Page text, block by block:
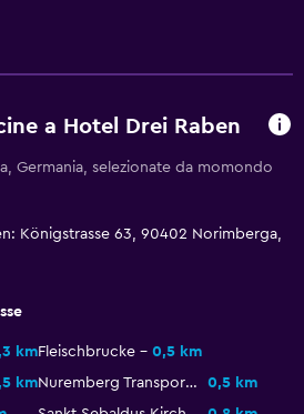
a Hotel Drei Raben
Germania, selezionate da momondo
Königstrasse 63, 90402 Norimberga,
kmFleischbrucke
0,5 km
km Nuremberg Transport Museum
0,5 km